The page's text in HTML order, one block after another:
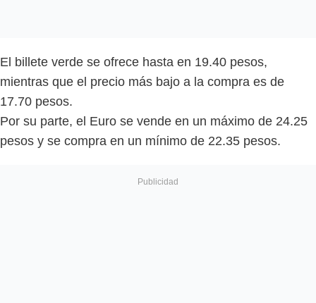
El billete verde se ofrece hasta en 19.40 pesos,
mientras que el precio más bajo a la compra es de
17.70 pesos.
Por su parte, el Euro se vende en un máximo de 24.25
pesos y se compra en un mínimo de 22.35 pesos.